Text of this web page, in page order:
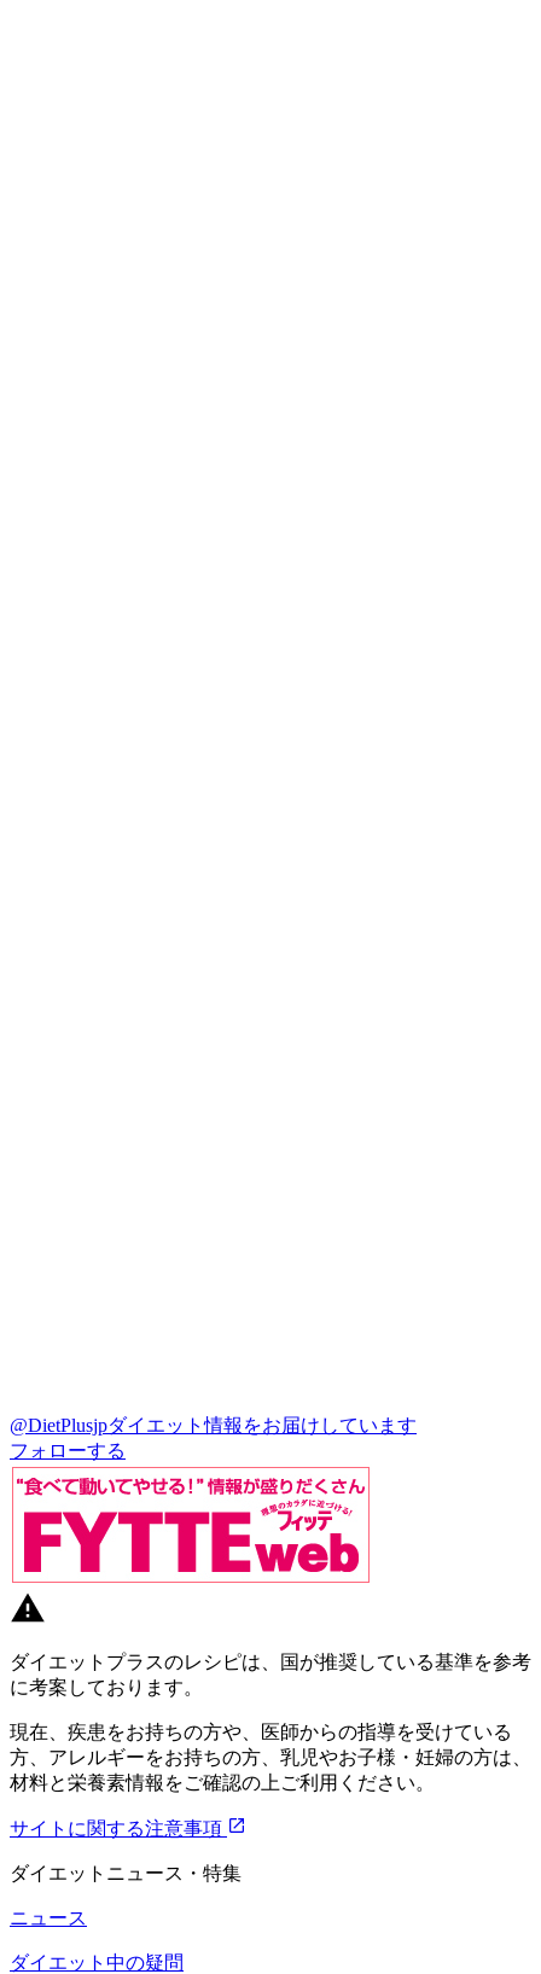
@DietPlusjpダイエット情報をお届けしています
フォローする
ダイエットプラスのレシピは、国が推奨している基準を参考
に考案しております。
現在、疾患をお持ちの方や、医師からの指導を受けている
方、アレルギーをお持ちの方、乳児やお子様・妊婦の方は、
材料と栄養素情報をご確認の上ご利用ください。
サイトに関する注意事項
ダイエットニュース・特集
ニュース
ダイエット中の疑問